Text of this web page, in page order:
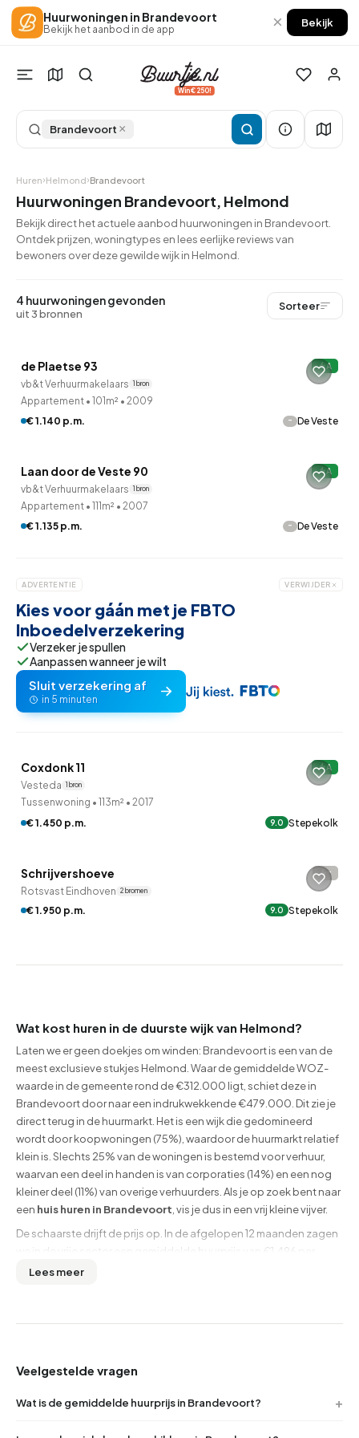
Huurwoningen in Brandevoort
Bekijk het aanbod in de app × Bekijk
Win €250!
Brandevoort ×
Huren Helmond Brandevoort
Huurwoningen Brandevoort, Helmond
Bekijk direct het actuele aanbod huurwoningen in Brandevoort.
Ontdek prijzen, woningtypes en lees eerlijke reviews van
bewoners over deze gewilde wijk in Helmond.
4 huurwoningen gevonden
uit 3 bronnen
Sorteer
Onder optie
de Plaetse 93 A
vb&t Verhuurmakelaars 1 bron
Appartement • 101m² • 2009
€ 1.140 p.m.
- De Veste
Laan door de Veste 90 A
vb&t Verhuurmakelaars 1 bron
Appartement • 111m² • 2007
€ 1.135 p.m.
- De Veste
ADVERTENTIE VERWIJDER
Kies voor gáán met je FBTO
Inboedelverzekering
Verzeker je spullen
Aanpassen wanneer je wilt
Sluit verzekering af
in 5 minuten
Verkocht onder voorbehoud
Coxdonk 11 A
Vesteda 1 bron
Tussenwoning • 113m² • 2017
€ 1.450 p.m.
9.0 Stepekolk
QUICKLANE™
Schrijvershoeve -
Rotsvast Eindhoven 2 bronnen
€ 1.950 p.m. 9.0 Stepekolk
Wat kost huren in de duurste wijk van Helmond?
Laten we er geen doekjes om winden: Brandevoort is een van de
meest exclusieve stukjes Helmond. Waar de gemiddelde WOZ-
waarde in de gemeente rond de €312.000 ligt, schiet deze in
Brandevoort door naar een indrukwekkende €479.000. Dit zie je
direct terug in de huurmarkt. Het is een wijk die gedomineerd
wordt door koopwoningen (75%), waardoor de huurmarkt relatief
klein is. Slechts 25% van de woningen is bestemd voor verhuur,
waarvan een deel in handen is van corporaties (14%) en een nog
kleiner deel (11%) van overige verhuurders. Als je op zoek bent naar
een huis huren in Brandevoort , vis je dus in een vrij kleine vijver.
De schaarste drijft de prijs op. In de afgelopen 12 maanden zagen
we in de vrije sector een gemiddelde huurprijs van €1.496 per
maand. Dat is fors, zeker als je het afzet tegen het gemiddelde
vindt hier soms aanbod vanaf €1.125, maar uitschieters naar
verhuurd in de vrije sector, wat neerkomt op minder dan één
aanbod kun je het beste kijken naar de algemene pagina voor
Lees meer
Veelgestelde vragen
Wat is de gemiddelde huurprijs in Brandevoort?